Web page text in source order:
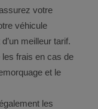
votre
véhicule
meilleur tarif.
frais en cas de
et le
les